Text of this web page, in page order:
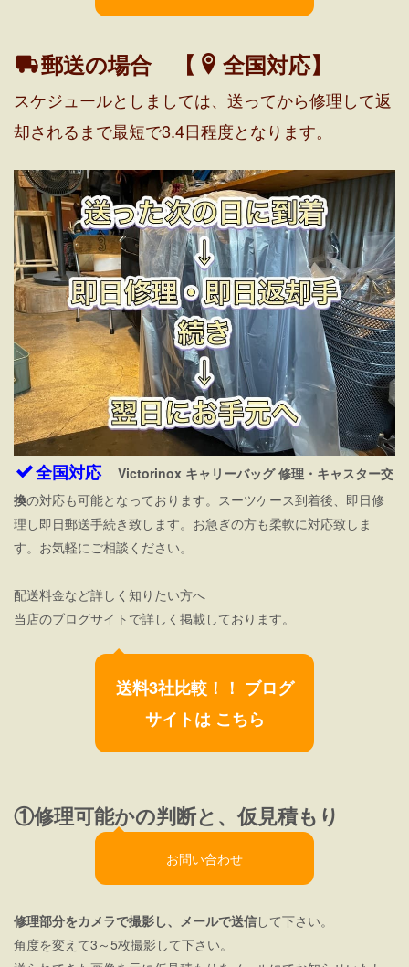
郵送の場合 【 全国対応】
スケジュールとしましては、送ってから修理して返
却されるまで最短で3.4日程度となります。
全国対応 Victorinox キャリーバッグ 修理 ・キャスター交
換の対応も可能となっております。スーツケース到着後、即日修
理し即日郵送手続き致します。お急ぎの方も柔軟に対応致しま
す。お気軽にご相談ください。
配送料金など詳しく知りたい方へ
当店のブログサイトで詳しく掲載しております。
送料3社比較！！ ブログ
サイトは こちら
①修理可能かの判断と、仮見積もり
お問い合わせ
修理部分をカメラで撮影し、メールで送信して下さい。
角度を変えて3～5枚撮影して下さい。